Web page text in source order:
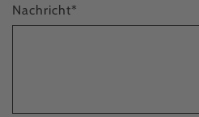
Nachricht*